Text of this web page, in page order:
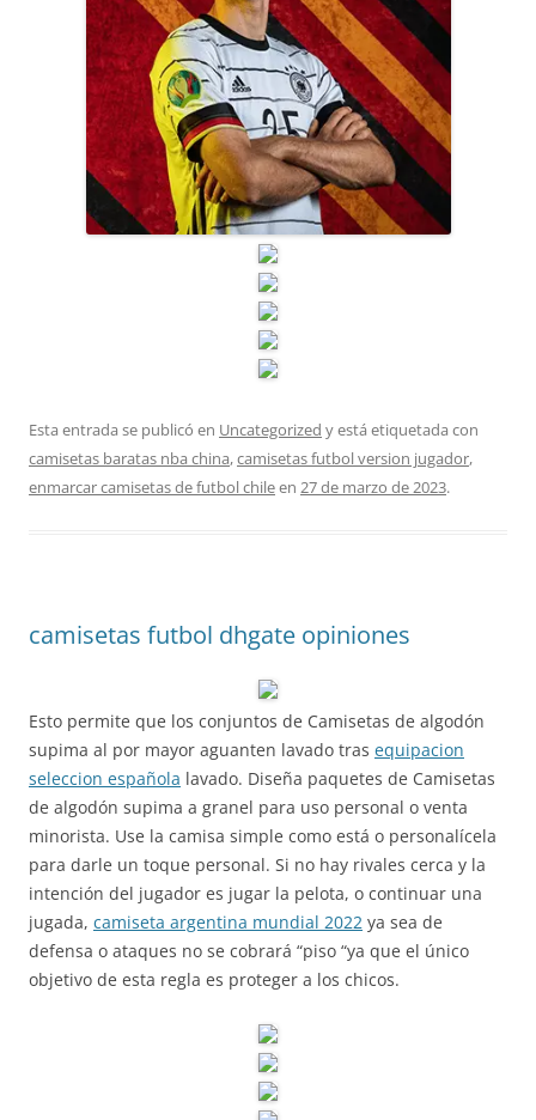
Esta entrada se publicó en Uncategorized y está etiquetada con
camisetas baratas nba china,camisetas futbol version jugador,
enmarcar camisetas de futbol chileen 27 de marzo de 2023.
camisetas futbol dhgate opiniones
Esto permite que los conjuntos de Camisetas de algodón
supima al por mayor aguanten lavado tras equipacion
seleccion española lavado. Diseña paquetes de Camisetas
de algodón supima a granel para uso personal o venta
minorista. Use la camisa simple como está o personalícela
para darle un toque personal. Si no hay rivales cerca y la
intención del jugador es jugar la pelota, o continuar una
jugada, camiseta argentina mundial 2022 ya sea de
defensa o ataques no se cobrará “piso “ya que el único
objetivo de esta regla es proteger a los chicos.